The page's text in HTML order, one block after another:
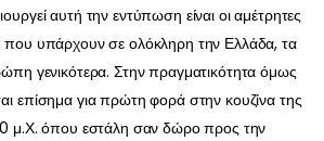
αυτή την εντύπωση είναι οι αμέτρητες
που υπάρχουν σε ολόκληρη την Ελλάδα, τα
γενικότερα. Στην πραγματικότητα όμως
επίσημα για πρώτη φορά στην κουζίνα της
μ.Χ. όπου εστάλη σαν δώρο προς την